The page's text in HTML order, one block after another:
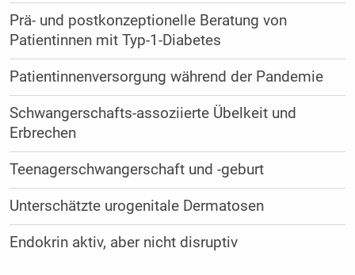
Prä- und postkonzeptionelle Beratung von
Patientinnen mit Typ-1-Diabetes
Patientinnenversorgung während der Pandemie
Schwangerschafts-assoziierte Übelkeit und
Erbrechen
Teenagerschwangerschaft und -geburt
Unterschätzte urogenitale Dermatosen
Endokrin aktiv, aber nicht disruptiv